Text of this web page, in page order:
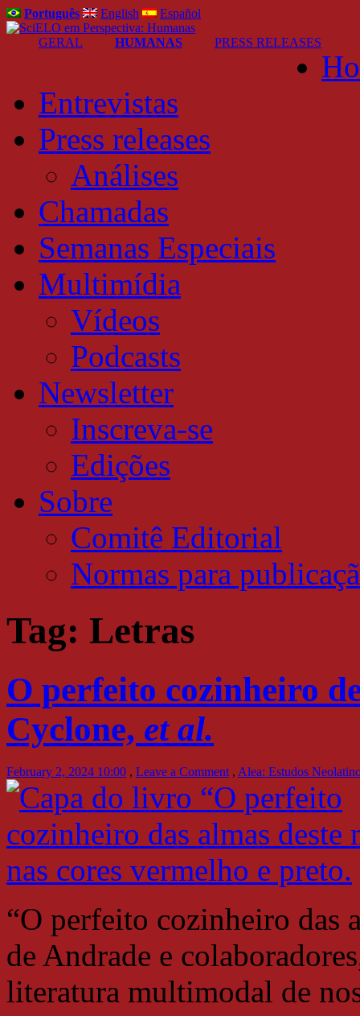
Português English Español
GERAL HUMANAS PRESS RELEASES
Entrevistas
Press releases
Análises
Chamadas
Semanas Especiais
Multimídia
Vídeos
Podcasts
Newsletter
Inscreva-se
Edições
Sobre
Comitê Editorial
Normas para
Tag: Letras
O perfeito cozinheiro
Cyclone, et al.
February 2, 2024 10:00 , Leave a Comment , Alea: Estudos
“O perfeito cozinheiro das
de Andrade e
literatura multimodal de